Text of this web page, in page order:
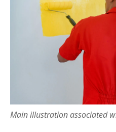
Main illustration associated